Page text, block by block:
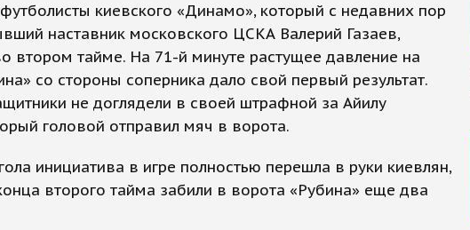
футболисты киевского «Динамо», который с недавних пор
наставник московского ЦСКА Валерий Газаев,
втором тайме. На 71-й минуте растущее давление на
со стороны соперника дало свой первый результат.
не доглядели в своей штрафной за Айилу
головой отправил мяч в ворота.
инициатива в игре полностью перешла в руки киевлян,
второго тайма забили в ворота «Рубина» еще два